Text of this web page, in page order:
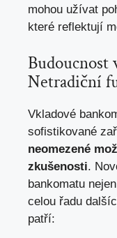
mohou užívat
které reflektují
Budoucnost
Netradiční
Vkladové
sofistikované
neomezené
zkušenosti.
bankomatu
celou řadu
patří: